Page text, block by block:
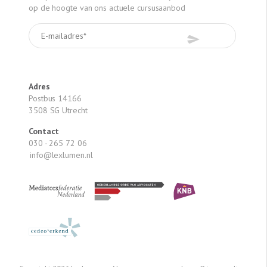
stellen; => Geen reistijd, geen verlies van declarabele
cursus; => De belangrijkste delen van de Powerpoint zijn
óók in het Engels. Schrijf u snel in!
op de hoogte van ons actuele cursusaanbod
Adres
Postbus 14166
3508 SG Utrecht
Contact
030 - 265 72 06
info@lexlumen.nl